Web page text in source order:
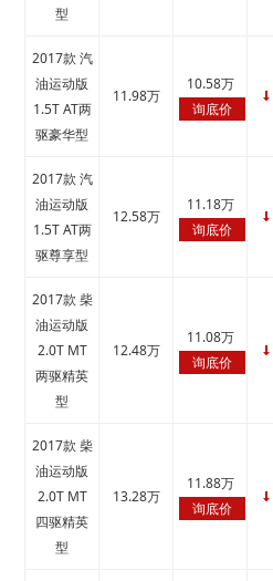
型
2017款 汽
油运动版
1.5T AT两
驱豪华型
11.98万
10.58万
询底价
↓
2017款 汽
油运动版
1.5T AT两
驱尊享型
12.58万
11.18万
询底价
↓
2017款 柴
油运动版
2.0T MT
两驱精英
型
12.48万
11.08万
询底价
↓
2017款 柴
油运动版
2.0T MT
四驱精英
型
13.28万
11.88万
询底价
↓